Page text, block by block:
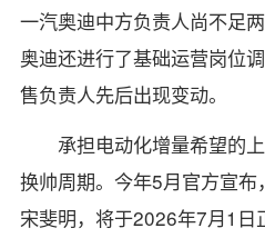
一汽奥迪中方负责人尚不足
奥迪还进行了基础运营岗位
售负责人先后出现变动。
承担电动化增量希望的
换帅周期。今年5月官方宣
宋斐明，将于2026年7月1日